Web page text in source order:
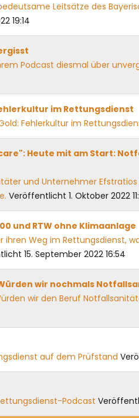
Leitsätze des
19:14
Podcast diesmal über
im Rettungsdienst
Fehlerkultur im
Heute mit am Start:
und Unternehmer
Veröffentlicht 1. Oktober 2022
und RTW ohne Klimaanlage
ihren Weg im Rettungsdienst,
15. September 2022 16:54
wir nochmals
wir den Beruf
auf dem Prüfstand
Podcast